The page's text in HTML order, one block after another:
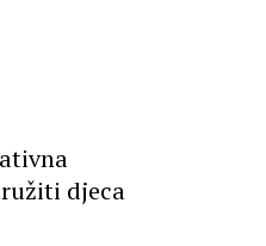
djeca